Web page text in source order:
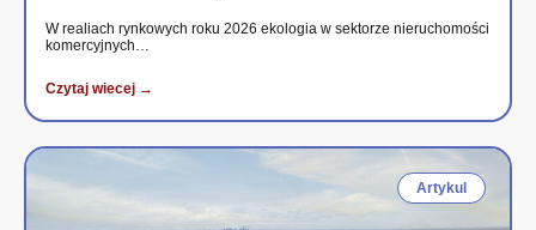
W realiach rynkowych roku 2026 ekologia w sektorze nieruchomości
komercyjnych…
Czytaj wiecej →
Artykul